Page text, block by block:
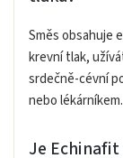
Směs obsahuje
krevní tlak,
srdečně-cévní
nebo lékárníkem.
Je